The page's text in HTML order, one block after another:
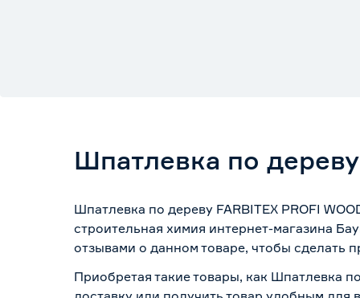
Шпатлевка по дереву
Шпатлевка по дереву FARBITEX PROFI
строительная химия интернет-магазина
отзывами о данном товаре, чтобы сделать
Приобретая такие товары, как Шпатлевка